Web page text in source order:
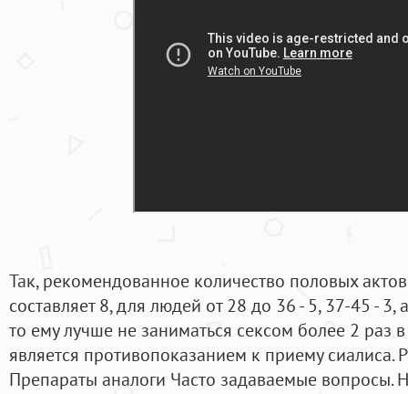
Так, рекомендованное количество половых
составляет 8, для людей от 28 до 36 - 5, 37-45 - 3,
то ему лучше не заниматься сексом более 2 раз в
является противопоказанием к приему сиалиса.
Препараты аналоги Часто задаваемые вопросы.